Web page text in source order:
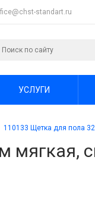
standart.ru
УСЛУГИ
110133 Щетка для пола
мягкая,